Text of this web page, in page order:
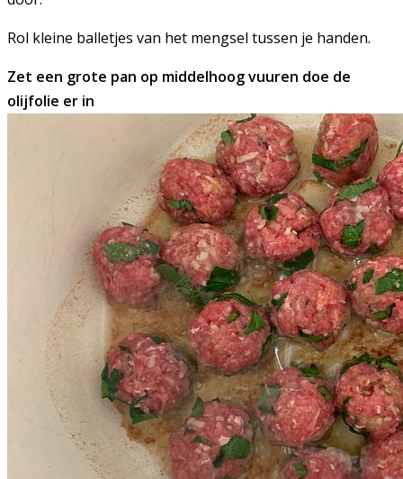
Rol kleine balletjes van het mengsel tussen je handen.
Zet een grote pan op middelhoog vuuren doe de
olijfolie er in